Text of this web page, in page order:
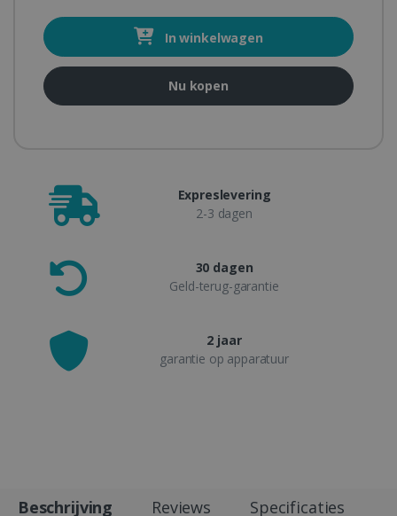
In winkelwagen
Nu kopen
Expreslevering
2-3 dagen
30 dagen
Geld-terug-garantie
2 jaar
garantie op apparatuur
Beschrijving Reviews Specificaties